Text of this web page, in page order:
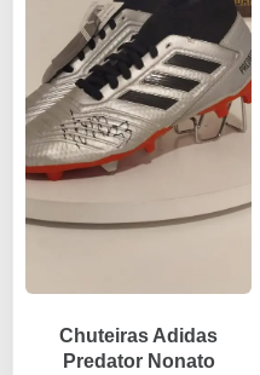
Chuteiras Adidas
Predator Nonato